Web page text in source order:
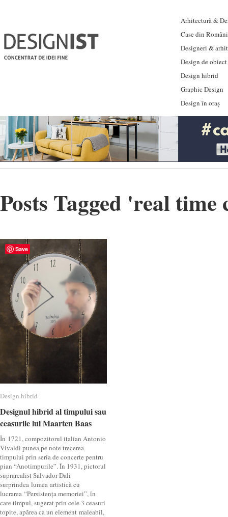
Arhitectură &
Case din
Designeri &
Design de obiect
Design hibrid
Graphic Design
Design în oraș
Posts Tagged 'real time
Design hibrid
Designul hibrid al timpului sau
ceasurile lui Maarten Baas
În 1721, compozitorul italian Antonio
Vivaldi punea pe note trecerea
timpului prin seria de concerte pentru
pian “Anotimpurile”. În 1931, pictorul
suprarealist Salvador Dali
surprindea lumea artistică cu
lucrarea “Persistența memoriei”, în
care timpul, sugerat prin cele 3 ceasuri
topite, apărea ca un element maleabil,
Design hibrid
Designul hibrid al timpului sau
ceasurile lui Maarten Baas
Save